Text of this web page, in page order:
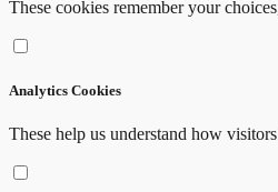
These cookies remember your
Analytics Cookies
These help us understand how